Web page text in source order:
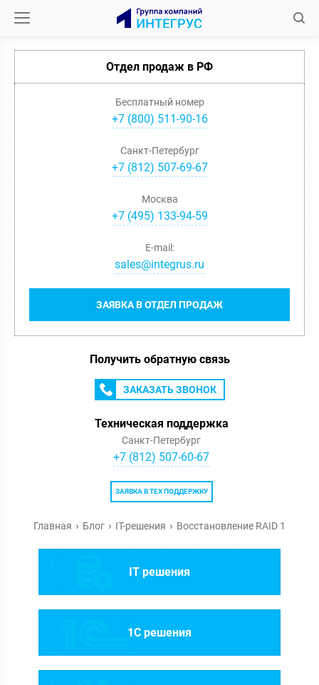
Отдел продаж в РФ
Бесплатный номер
+7 (800) 511-90-16
Санкт-Петербург
+7(812) 507-69-67
Москва
+7(495) 133-94-59
ЗАЯВКА В ОТДЕЛ ПРОДАЖ
E-mail:
sales@integrus.ru
Получить обратную связь
ЗАКАЗАТЬ ЗВОНОК
Техническая поддержка
Санкт-Петербург
+7 (812) 507-60-67
ЗАЯВКА В ТЕХ ПОДДЕРЖКУ
Главная Блог IT-решения Восстановление RAID 1
IT решения
1C решения